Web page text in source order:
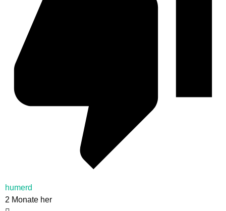
humerd
2 Monate her